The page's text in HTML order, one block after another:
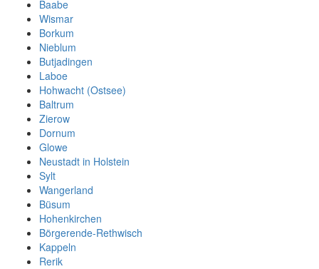
Baabe
Wismar
Borkum
Nieblum
Butjadingen
Laboe
Hohwacht (Ostsee)
Baltrum
Zierow
Dornum
Glowe
Neustadt in Holstein
Sylt
Wangerland
Büsum
Hohenkirchen
Börgerende-Rethwisch
Kappeln
Rerik